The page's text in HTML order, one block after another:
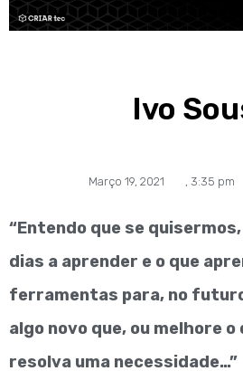
Ivo
Março 19, 2021 3:35 pm
“Entendo que se
dias a aprender e o que
ferramentas para, no
algo novo que, ou melhore
resolva uma necessidade…”